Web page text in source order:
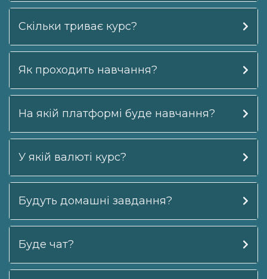
Скільки триває курс?
Як проходить навчання?
На якій платформі буде навчання?
У якій валюті курс?
Будуть домашні завдання?
Буде чат?